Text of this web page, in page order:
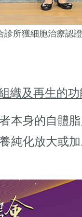
所獲細胞治療認
織及再生的功
本身的自體
純化放大或